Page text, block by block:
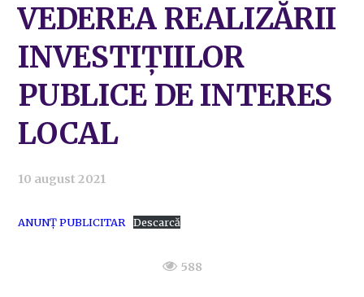
VEDEREA REALIZĂRII
INVESTIȚIILOR
PUBLICE DE INTERES
LOCAL
10 august 2021
ANUNȚ PUBLICITAR Descarcă
588